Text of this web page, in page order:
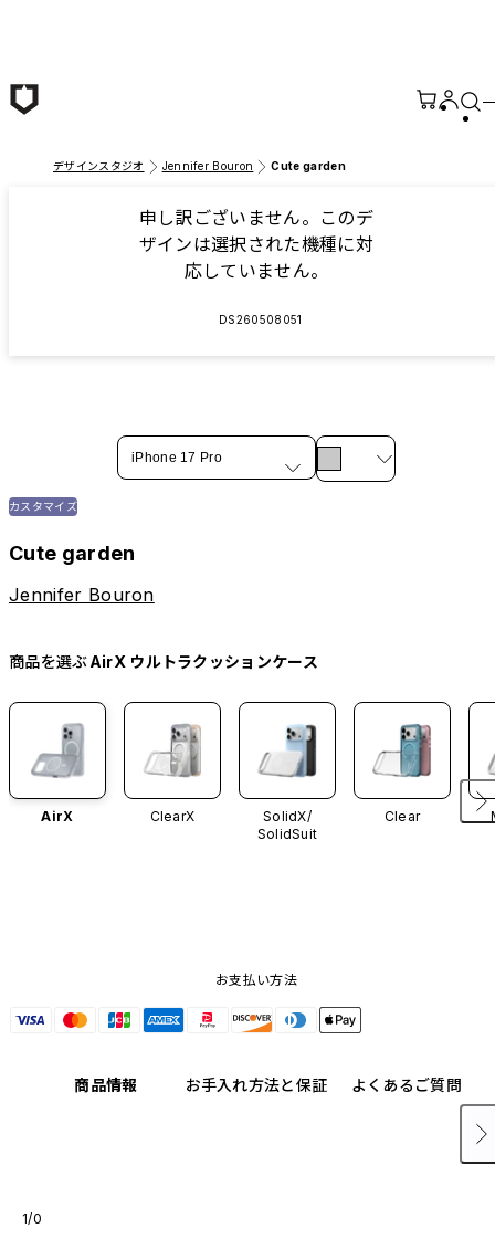
デザインスタジオ Jennifer Bouron Cute garden
申し訳ございません。このデ
ザインは選択された機種に対
応していません。
DS260508051
iPhone 17 Pro
カスタマイズ
Cute garden
Jennifer Bouron
商品を選ぶAirX ウルトラクッションケース
AirX ClearX
SolidX/
SolidSuit
Clear
お支払い方法
商品情報 お手入れ方法と保証 よくあるご質問
1/0